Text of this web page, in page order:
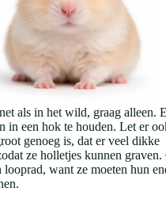
als in het wild, graag alleen.
in een hok te houden. Let er
genoeg is, dat er veel dikke
ze holletjes kunnen graven.
looprad, want ze moeten hun